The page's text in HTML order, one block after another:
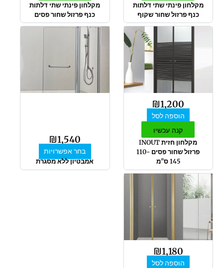
מקלחון פינתי שתי דלתות
כנף פרזול שחור שקוף
מקלחון פינתי שתי דלתות
כנף פרזול שחור פסים
₪1,200
הוספה לסל
קנה עכשיו
מקלחון חזית INOUT
פרזול שחור פסים 110-
145 ס"מ
₪1,540
בחר אפשרויות
מספר
המוצר
אמבטיון ללא מסגרת
₪1,180
הוספה לסל